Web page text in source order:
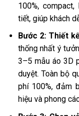
100%,
tiết, giúp khách
Bước 2: Thiết
thống nhất ý
3–5 mẫu áo 3D
duyệt. Toàn bộ
phí 100%, đảm
hiệu và phong